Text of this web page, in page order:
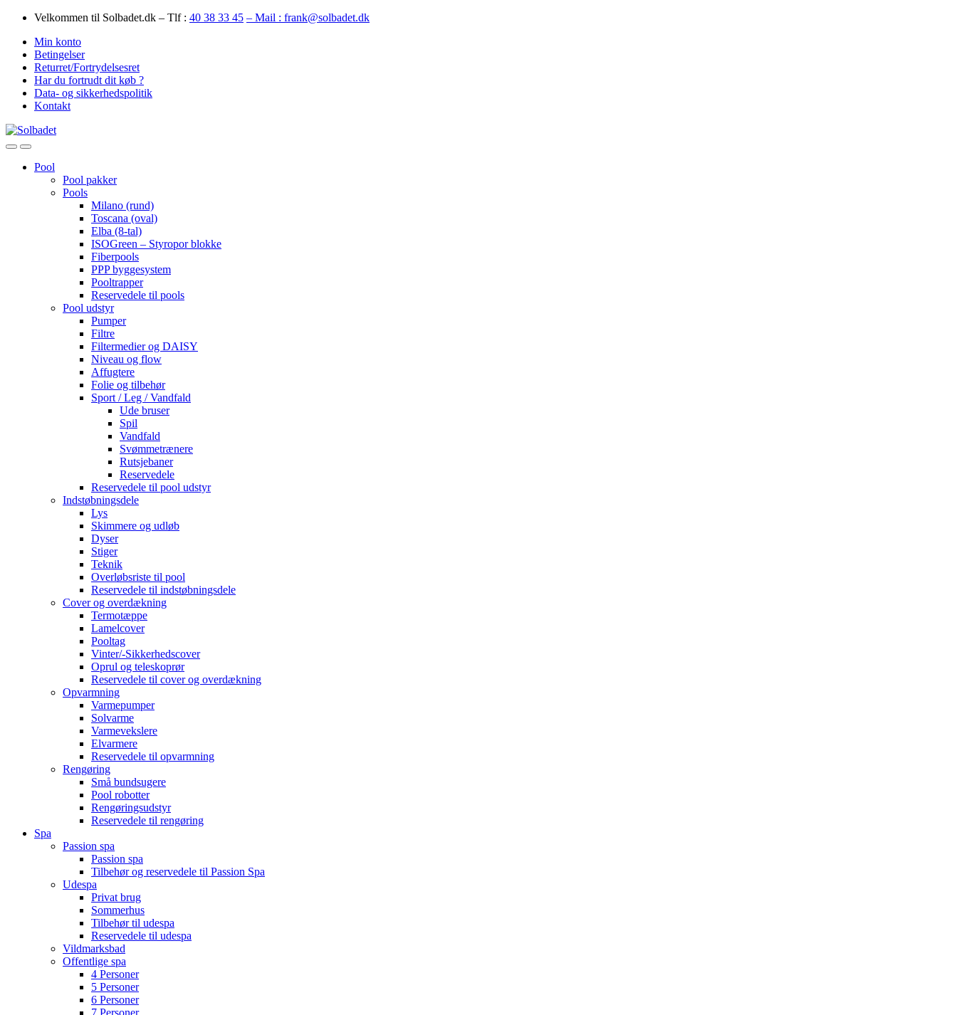
Skip
navigation
Skip
content
Velkommen til Solbadet.dk – Tlf : 40 38 33 45 – Mail : frank@solbadet.dk
Min konto
Betingelser
Returret/Fortrydelsesret
Har du fortrudt dit køb ?
Data- og sikkerhedspolitik
Kontakt
OpenClose
Pool
Pool pakker
Pools
Milano (rund)
Toscana (oval)
Elba (8-tal)
ISOGreen – Styropor blokke
Fiberpools
PPP byggesystem
Pooltrapper
Reservedele til pools
Pool udstyr
Pumper
Filtre
Filtermedier og DAISY
Niveau og flow
Affugtere
Folie og tilbehør
Sport / Leg / Vandfald
Ude bruser
Spil
Vandfald
Svømmetrænere
Rutsjebaner
Reservedele
Reservedele til pool udstyr
Indstøbningsdele
Lys
Skimmere og udløb
Dyser
Stiger
Teknik
Overløbsriste til pool
Reservedele til indstøbningsdele
Cover og overdækning
Termotæppe
Lamelcover
Pooltag
Vinter/-Sikkerhedscover
Oprul og teleskoprør
Reservedele til cover og overdækning
Opvarmning
Varmepumper
Solvarme
Varmevekslere
Elvarmere
Reservedele til opvarmning
Rengøring
Små bundsugere
Pool robotter
Rengøringsudstyr
Reservedele til rengøring
Spa
Passion spa
Passion spa
Tilbehør og reservedele til Passion Spa
Udespa
Privat brug
Sommerhus
Tilbehør til udespa
Reservedele til udespa
Vildmarksbad
Offentlige spa
4 Personer
5 Personer
6 Personer
7 Personer